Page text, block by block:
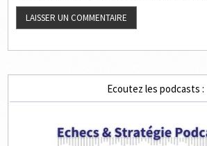
Ecoutez les podcasts :